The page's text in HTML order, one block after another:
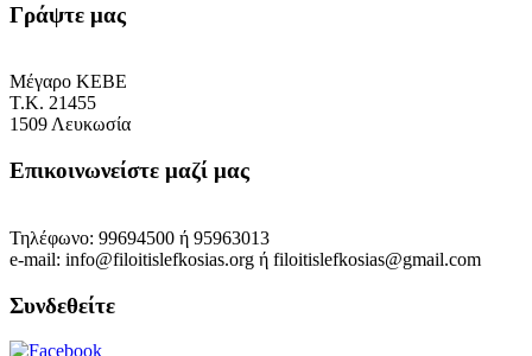
Γράψτε μας
Μέγαρο ΚΕΒΕ
Τ.Κ. 21455
1509 Λευκωσία
Επικοινωνείστε μαζί μας
Τηλέφωνο: 99694500 ή 95963013
e-mail: info@filoitislefkosias.org ή filoitislefkosias@gmail.com
Συνδεθείτε